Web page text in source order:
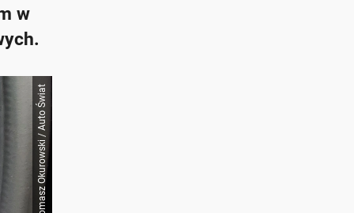
w
Tomasz Okurowski / Auto Świat